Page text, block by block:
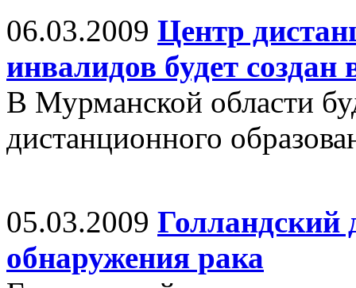
06.03.2009 Центр
инвалидов будет
В Мурманской области
дистанционного
05.03.2009 Голландский
обнаружения рака